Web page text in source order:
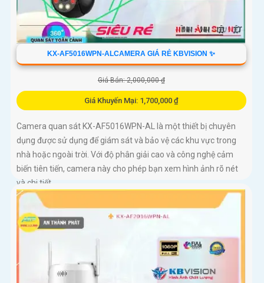
KX-AF5016WPN-ALCAMERA GIÁ RẺ KBVISION ✨
Giá Bán: 2,000,000 ₫
Giá Khuyến Mại: 1,700,000 ₫
Camera quan sát KX-AF5016WPN-AL là một thiết bị chuyên
dụng được sử dụng để giám sát và bảo vệ các khu vực trong
nhà hoặc ngoài trời. Với độ phân giải cao và công nghệ cảm
biến tiên tiến, camera này cho phép bạn xem hình ảnh rõ nét
và chi tiết